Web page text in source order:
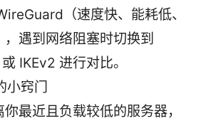
（速度快、能耗低、
遇到网络阻塞时切换到
IKEv2 进行对比。
小窍门
最近且负载较低的服务器，